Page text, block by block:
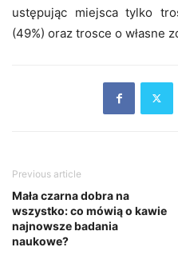
ustępując miejsca tylko
(49%) oraz trosce o własne
Previous article
Mała czarna dobra na
wszystko: co mówią o kawie
najnowsze badania
naukowe?